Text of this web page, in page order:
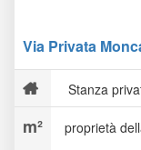
Via Privata
Stanza
proprietà